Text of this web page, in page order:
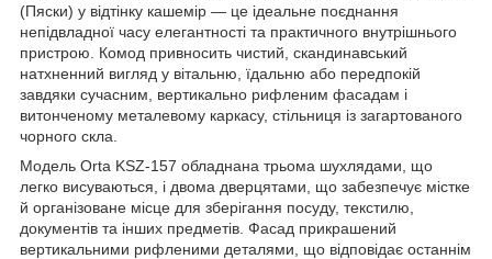
(Пяски) у відтінку кашемір — це ідеальне поєднання
непідвладної часу елегантності та практичного внутрішнього
пристрою. Комод привносить чистий, скандинавський
натхненний вигляд у вітальню, їдальню або передпокій
завдяки сучасним, вертикально рифленим фасадам і
витонченому металевому каркасу, стільниця із загартованого
чорного скла.
Модель Orta KSZ-157 обладнана трьома шухлядами, що
легко висуваються, і двома дверцятами, що забезпечує містке
й організоване місце для зберігання посуду, текстилю,
документів та інших предметів. Фасад прикрашений
вертикальними рифленими деталями, що відповідає останнім